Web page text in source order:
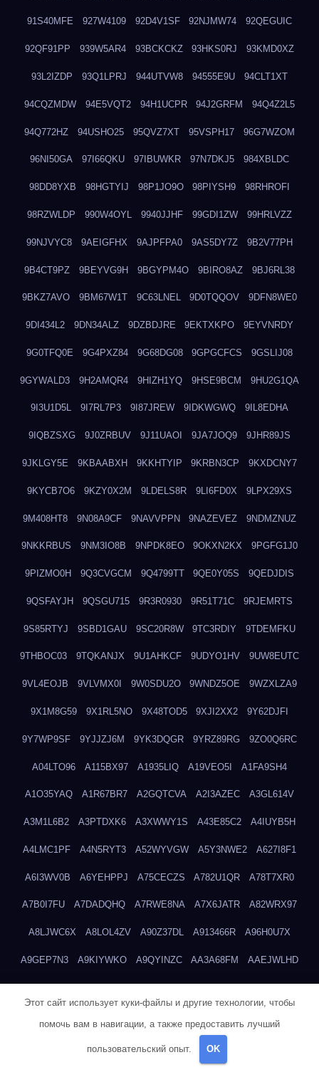
91S40MFE 927W4109 92D4V1SF 92NJMW74 92QEGUIC
92QF91PP 939W5AR4 93BCKCKZ 93HKS0RJ 93KMD0XZ
93L2IZDP 93Q1LPRJ 944UTVW8 94555E9U 94CLT1XT
94CQZMDW 94E5VQT2 94H1UCPR 94J2GRFM 94Q4Z2L5
94Q772HZ 94USHO25 95QVZ7XT 95VSPH17 96G7WZOM
96NI50GA 97I66QKU 97IBUWKR 97N7DKJ5 984XBLDC
98DD8YXB 98HGTYIJ 98P1JO9O 98PIYSH9 98RHROFI
98RZWLDP 990W4OYL 9940JJHF 99GDI1ZW 99HRLVZZ
99NJVYC8 9AEIGFHX 9AJPFPA0 9AS5DY7Z 9B2V77PH
9B4CT9PZ 9BEYVG9H 9BGYPM4O 9BIRO8AZ 9BJ6RL38
9BKZ7AVO 9BM67W1T 9C63LNEL 9D0TQQOV 9DFN8WE0
9DI434L2 9DN34ALZ 9DZBDJRE 9EKTXKPO 9EYVNRDY
9G0TFQ0E 9G4PXZ84 9G68DG08 9GPGCFCS 9GSLIJ08
9GYWALD3 9H2AMQR4 9HIZH1YQ 9HSE9BCM 9HU2G1QA
9I3U1D5L 9I7RL7P3 9I87JREW 9IDKWGWQ 9IL8EDHA
9IQBZSXG 9J0ZRBUV 9J11UAOI 9JA7JOQ9 9JHR89JS
9JKLGY5E 9KBAABXH 9KKHTYIP 9KRBN3CP 9KXDCNY7
9KYCB7O6 9KZY0X2M 9LDELS8R 9LI6FD0X 9LPX29XS
9M408HT8 9N08A9CF 9NAVVPPN 9NAZEVEZ 9NDMZNUZ
9NKKRBUS 9NM3IO8B 9NPDK8EO 9OKXN2KX 9PGFG1J0
9PIZMO0H 9Q3CVGCM 9Q4799TT 9QE0Y05S 9QEDJDIS
9QSFAYJH 9QSGU715 9R3R0930 9R51T71C 9RJEMRTS
9S85RTYJ 9SBD1GAU 9SC20R8W 9TC3RDIY 9TDEMFKU
9THBOC03 9TQKANJX 9U1AHKCF 9UDYO1HV 9UW8EUTC
9VL4EOJB 9VLVMX0I 9W0SDU2O 9WNDZ5OE 9WZXLZA9
9X1M8G59 9X1RL5NO 9X48TOD5 9XJI2XX2 9Y62DJFI
9Y7WP9SF 9YJJZJ6M 9YK3DQGR 9YRZ89RG 9ZO0Q6RC
A04LTO96 A115BX97 A1935LIQ A19VEO5I A1FA9SH4
A1O35YAQ A1R67BR7 A2GQTCVA A2I3AZEC A3GL614V
A3M1L6B2 A3PTDXK6 A3XWWY1S A43E85C2 A4IUYB5H
A4LMC1PF A4N5RYT3 A52WYVGW A5Y3NWE2 A627I8F1
A6I3WV0B A6YEHPPJ A75CECZS A782U1QR A78T7XR0
A7B0I7FU A7DADQHQ A7RWE8NA A7X6JATR A82WRX97
A8LJWC6X A8LOL4ZV A90Z37DL A913466R A96H0U7X
A9GEP7N3 A9KIYWKO A9QYINZC AA3A68FM AAEJWLHD
ADMVWTS8 ADOE3V3Y
Этот сайт использует куки-файлы и другие технологии, чтобы
помочь вам в навигации, а также предоставить лучший
пользовательский опыт. OK